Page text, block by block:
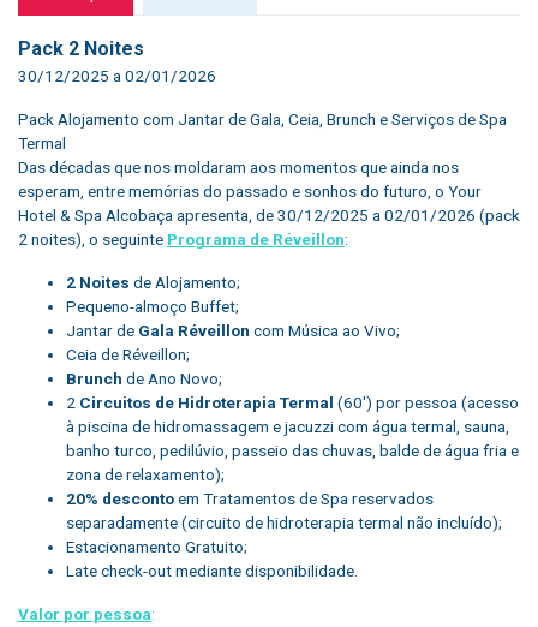
Pack 2 Noites
30/12/2025 a 02/01/2026
Pack Alojamento com Jantar de Gala, Ceia, Brunch e Serviços de Spa
Termal
Das décadas que nos moldaram aos momentos que ainda nos
esperam, entre memórias do passado e sonhos do futuro, o Your
Hotel & Spa Alcobaça apresenta, de 30/12/2025 a 02/01/2026 (pack
2 noites), o seguinte Programa de Réveillon:
2 Noites de Alojamento;
Pequeno-almoço Buffet;
Jantar de Gala Réveillon com Música ao Vivo;
Ceia de Réveillon;
Brunch de Ano Novo;
2 Circuitos de Hidroterapia Termal (60′) por pessoa (acesso
à piscina de hidromassagem e jacuzzi com água termal, sauna,
banho turco, pedilúvio, passeio das chuvas, balde de água fria e
zona de relaxamento);
20% descontoem Tratamentos de Spa reservados
separadamente (circuito de hidroterapia termal não incluído);
Estacionamento Gratuito;
Late check-out mediante disponibilidade.
Valor por pessoa: